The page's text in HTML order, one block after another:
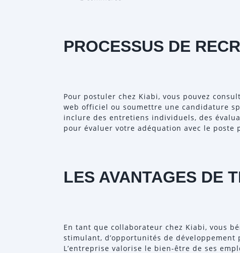
PROCESSUS DE
Pour postuler chez Kiabi, vous pouvez
web officiel ou soumettre une candidature
inclure des entretiens individuels, des
pour évaluer votre adéquation avec le poste
LES AVANTAGES DE
En tant que collaborateur chez Kiabi, vous
stimulant, d’opportunités de développement
L’entreprise valorise le bien-être de ses